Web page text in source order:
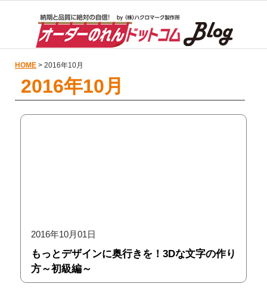
HOME > 2016年10月
2016年10月
2016年10月01日
もっとデザインに奥行きを！3Dな文字の作り
方～初級編～